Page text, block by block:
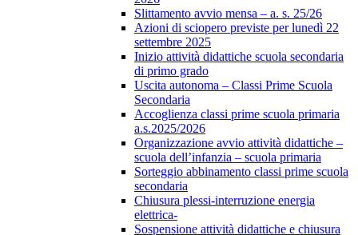
Slittamento avvio mensa – a. s. 25/26
Azioni di sciopero previste per lunedì 22
settembre 2025
Inizio attività didattiche scuola secondaria
di primo grado
Uscita autonoma – Classi Prime Scuola
Secondaria
Accoglienza classi prime scuola primaria
a.s.2025/2026
Organizzazione avvio attività didattiche –
scuola dell’infanzia – scuola primaria
Sorteggio abbinamento classi prime scuola
secondaria
Chiusura plessi-interruzione energia
elettrica-
Sospensione attività didattiche e chiusura